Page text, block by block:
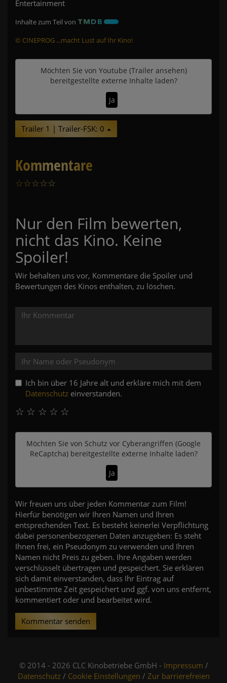
Entertainment
Inhalte zum Teil von
© CINEPROG ...macht Lust auf Ihr Kino!
Möchten Sie von Youtube (Trailer ansehen)
bereitgestellte externe Inhalte laden?
Ja
Trailer 1 | Trailer-FSK: 0
Kommentare
☆☆☆☆☆
Nur den Film bewerten,
nicht das Kino. Keine
Spoiler!
Wir behalten uns vor, Kommentare die Spoiler und
Bewertungen des Kinos enthalten, zu löschen.
Ich bin über 16 Jahre alt und erkläre mich mit dem
Datenschutz einverstanden.
☆
☆
☆
☆
☆
Möchten Sie von Schutz vor Cyberangriffen (Google
ReCaptcha)bereitgestellte externe Inhalte laden?
Ja
Wir freuen uns über jeden Kommentar zum Film!
Hierfür benötigen wir Ihren Namen und Ihren
entsprechenden Text. Es besteht keinerlei Verpflichtung
dabei personenbezogenen Daten anzugeben: Es steht
Ihnen frei, ein Pseudonym zu verwenden und Ihren
Namen nicht Preis zu geben. Ihre Angaben werden
verschlüsselt übertragen und gespeichert. Sie erklären
sich damit einverstanden, dass Ihr Eintrag auf
unbestimmte Zeit gespeichert und ggf. von uns entfernt,
kommentiert oder und bearbeitet wird.
Kommentar senden
© 2014 - 2026 CLC Kinobetriebe GmbH - Impressum /
Datenschutz/ Cookie Einstellungen / Zur barrierefreien